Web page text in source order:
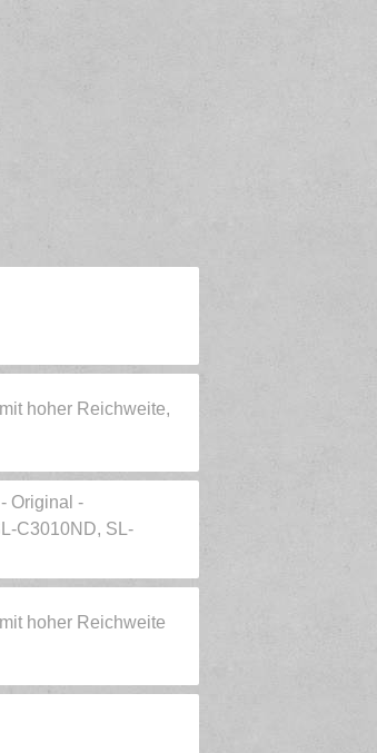
hoher Reichweite,
Original -
C3010ND, SL-
hoher Reichweite